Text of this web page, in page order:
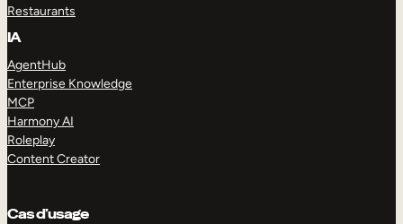
Restaurants
IA
AgentHub
Enterprise Knowledge
MCP
Harmony AI
Roleplay
Content Creator
Cas d’usage